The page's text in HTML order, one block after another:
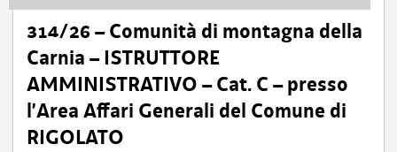
314/26 – Comunità di montagna della
Carnia – ISTRUTTORE
AMMINISTRATIVO – Cat. C – presso
l’Area Affari Generali del Comune di
RIGOLATO